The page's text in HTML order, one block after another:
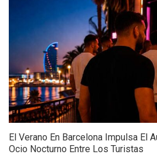
El Verano En Barcelona Impulsa El
Ocio Nocturno Entre Los Turistas